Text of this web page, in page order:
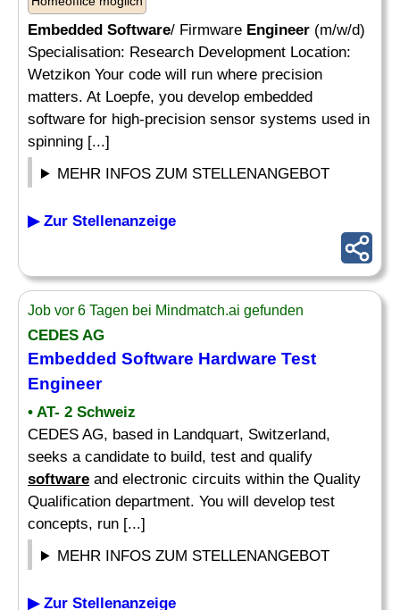
Embedded Software/ Firmware Engineer (m/w/d)
Specialisation: Research Development Location:
Wetzikon Your code will run where precision
matters. At Loepfe, you develop embedded
software for high-precision sensor systems used in
spinning [...]
MEHR INFOS ZUM STELLENANGEBOT
▶ Zur Stellenanzeige
Job vor 6 Tagen bei Mindmatch.ai gefunden
CEDES AG
Embedded Software Hardware Test
Engineer
• AT- 2 Schweiz
CEDES AG, based in Landquart, Switzerland,
seeks a candidate to build, test and qualify
software and electronic circuits within the Quality
Qualification department. You will develop test
concepts, run [...]
MEHR INFOS ZUM STELLENANGEBOT
▶ Zur Stellenanzeige